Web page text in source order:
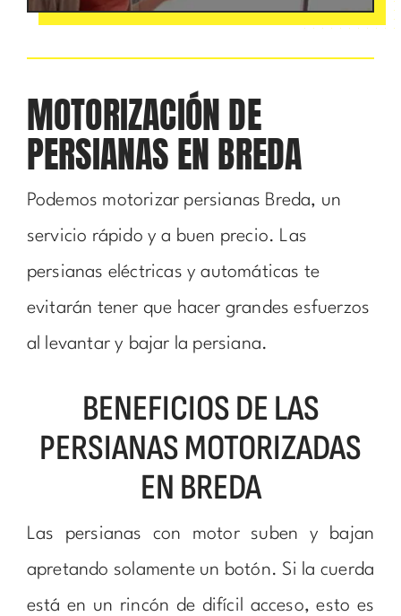
MOTORIZACIÓN DE
PERSIANAS EN BREDA
Podemos motorizar persianas Breda, un
servicio rápido y a buen precio. Las
persianas eléctricas y automáticas te
evitarán tener que hacer grandes esfuerzos
al levantar y bajar la persiana.
BENEFICIOS DE LAS
PERSIANAS MOTORIZADAS
EN BREDA
Las persianas con motor suben y bajan
apretando solamente un botón. Si la cuerda
está en un rincón de difícil acceso, esto es